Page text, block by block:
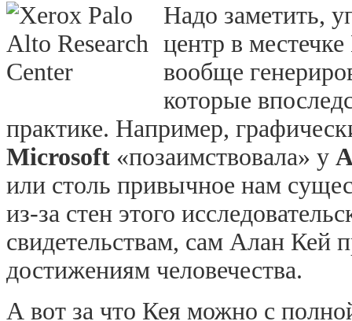
Надо заметить,
центр в
вообще
которые
практике. Например,
Microsoft «позаимствовала» у
или столь привычное нам
из-за стен этого
свидетельствам, сам Алан Кей
достижениям человечества.
А вот за что Кея можно с